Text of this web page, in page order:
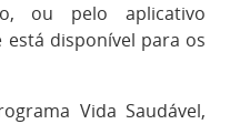
ou pelo aplicativo
está disponível para os
Vida Saudável,